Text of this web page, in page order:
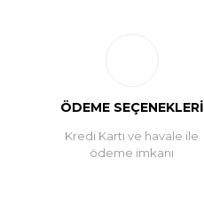
ÖDEME SEÇENEKLERİ
Kredi Kartı ve havale ile
ödeme imkanı